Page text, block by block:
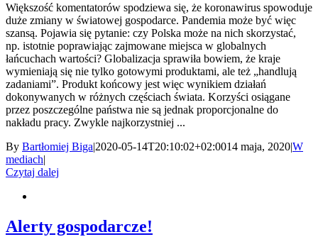
Większość komentatorów spodziewa się, że koronawirus spowoduje
duże zmiany w światowej gospodarce. Pandemia może być więc
szansą. Pojawia się pytanie: czy Polska może na nich skorzystać,
np. istotnie poprawiając zajmowane miejsca w globalnych
łańcuchach wartości? Globalizacja sprawiła bowiem, że kraje
wymieniają się nie tylko gotowymi produktami, ale też „handlują
zadaniami”. Produkt końcowy jest więc wynikiem działań
dokonywanych w różnych częściach świata. Korzyści osiągane
przez poszczególne państwa nie są jednak proporcjonalne do
nakładu pracy. Zwykle najkorzystniej ...
By Bartłomiej Biga|2020-05-14T20:10:02+02:0014 maja, 2020|W
mediach|
Czytaj dalej
Alerty gospodarcze!